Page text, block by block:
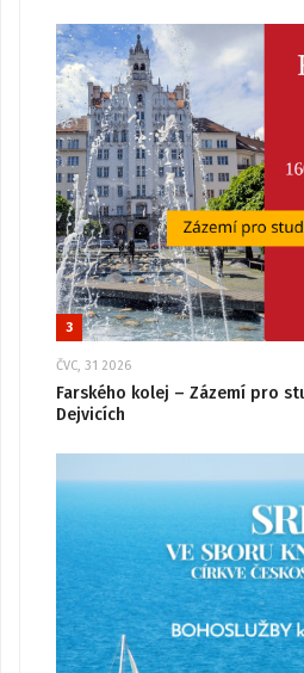
3
ČVC, 31 2026
Farského kolej – Zázemí pro
Dejvicích